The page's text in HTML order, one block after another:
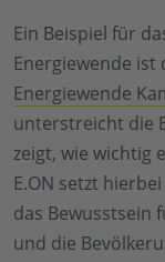
Ein Beispiel für
Energiewende ist
Energiewende
unterstreicht die
zeigt, wie wichtig
E.ON setzt
das Bewusstsein
und die